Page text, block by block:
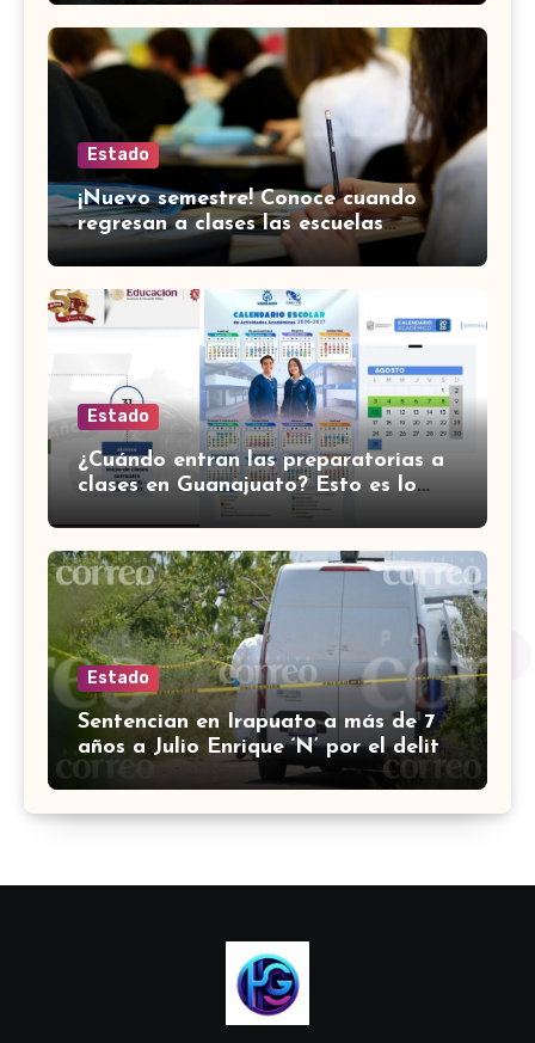
Estado
¡Nuevo semestre! Conoce cuando
regresan a clases las escuelas
normales en Guanajuato
Estado
¿Cuándo entran las preparatorias a
clases en Guanajuato? Esto es lo
Estado
Sentencian en Irapuato a más de 7
años a Julio Enrique ‘N’ por el delito
de robo con violencia